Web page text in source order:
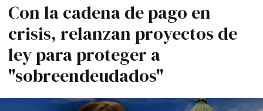
Con la cadena de pago en
crisis, relanzan proyectos de
ley para proteger a
"sobreendeudados"